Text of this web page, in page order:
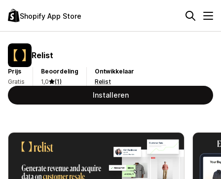
Shopify App Store
Relist
Prijs
Gratis
Beoordeling
1,0
(1)
Ontwikkelaar
Relist
Installeren